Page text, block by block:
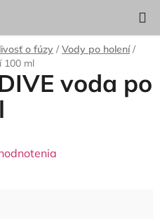
KOŠÍK
o fúzy / Vody po holení /
100 ml
voda po